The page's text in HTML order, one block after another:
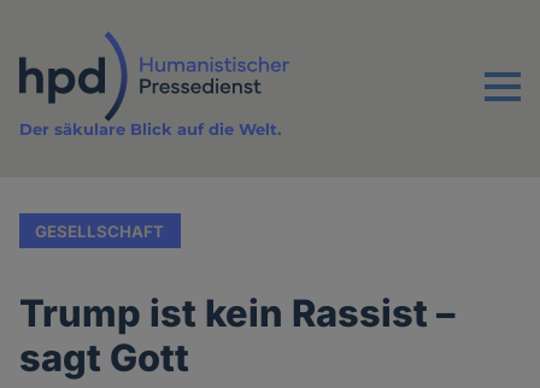
Inhalt
Menu
Der säkulare Blick auf die Welt.
GESELLSCHAFT
Trump ist kein Rassist –
sagt Gott